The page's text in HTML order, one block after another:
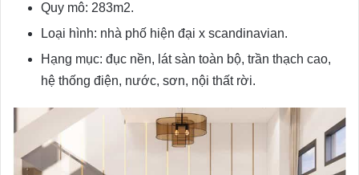
Quy mô: 283m2.
Loại hình: nhà phố hiện đại x scandinavian.
Hạng mục: đục nền, lát sàn toàn bộ, trần thạch cao,
hệ thống điện, nước, sơn, nội thất rời.